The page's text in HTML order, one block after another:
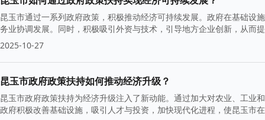
昆玉市通过一系列政府政策，积极推动经济可持续发展。政府在基础设
务业协调发展。同时，积极吸引外资与技术，引导地方企业创新，从而
2025-10-27
昆玉市政府政策扶持如何推动经济升级？
昆玉市政府政策扶持为经济升级注入了新动能。通过加大对农业、工业
政府积极改善基础设施，吸引人才与投资，加快现代化进程，使昆玉市